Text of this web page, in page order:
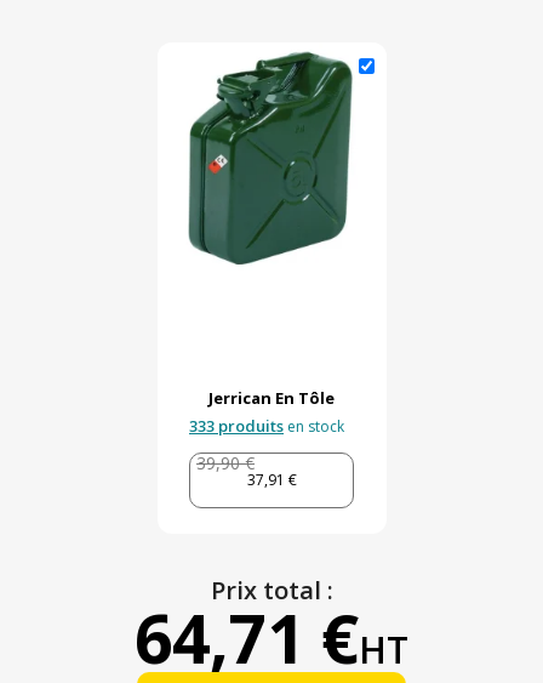
Jerrican En Tôle
333 produits en stock
39,90 €
37,91 €
Prix total :
64,71 €HT